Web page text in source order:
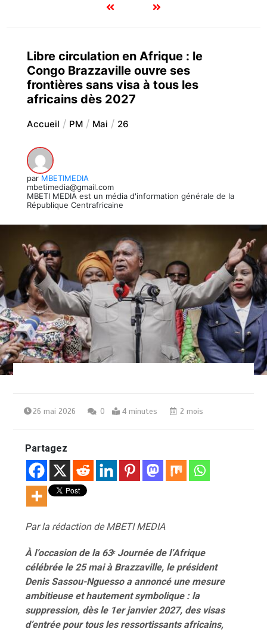
Libre circulation en Afrique : le
Congo Brazzaville ouvre ses
frontières sans visa à tous les
africains dès 2027
Accueil PM Mai 26
par MBETIMEDIA
mbetimedia@gmail.com
MBETI MEDIA est un média d'information générale de la
République Centrafricaine
26 mai 2026 0 4 minutes 2 mois
Partagez
Par la rédaction de MBETI MEDIA
À l’occasion de la 63ᵉ Journée de l’Afrique
célébrée le 25 mai à Brazzaville, le président
Denis Sassou-Nguesso a annoncé une mesure
ambitieuse et hautement symbolique : la
suppression, dès le 1er janvier 2027, des visas
d’entrée pour tous les ressortissants africains,